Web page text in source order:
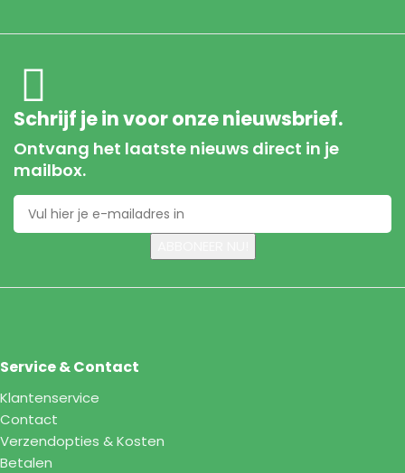
Schrijf je in voor onze nieuwsbrief.
Ontvang het laatste nieuws direct in je
mailbox.
Service & Contact
Klantenservice
Contact
Verzendopties & Kosten
Betalen